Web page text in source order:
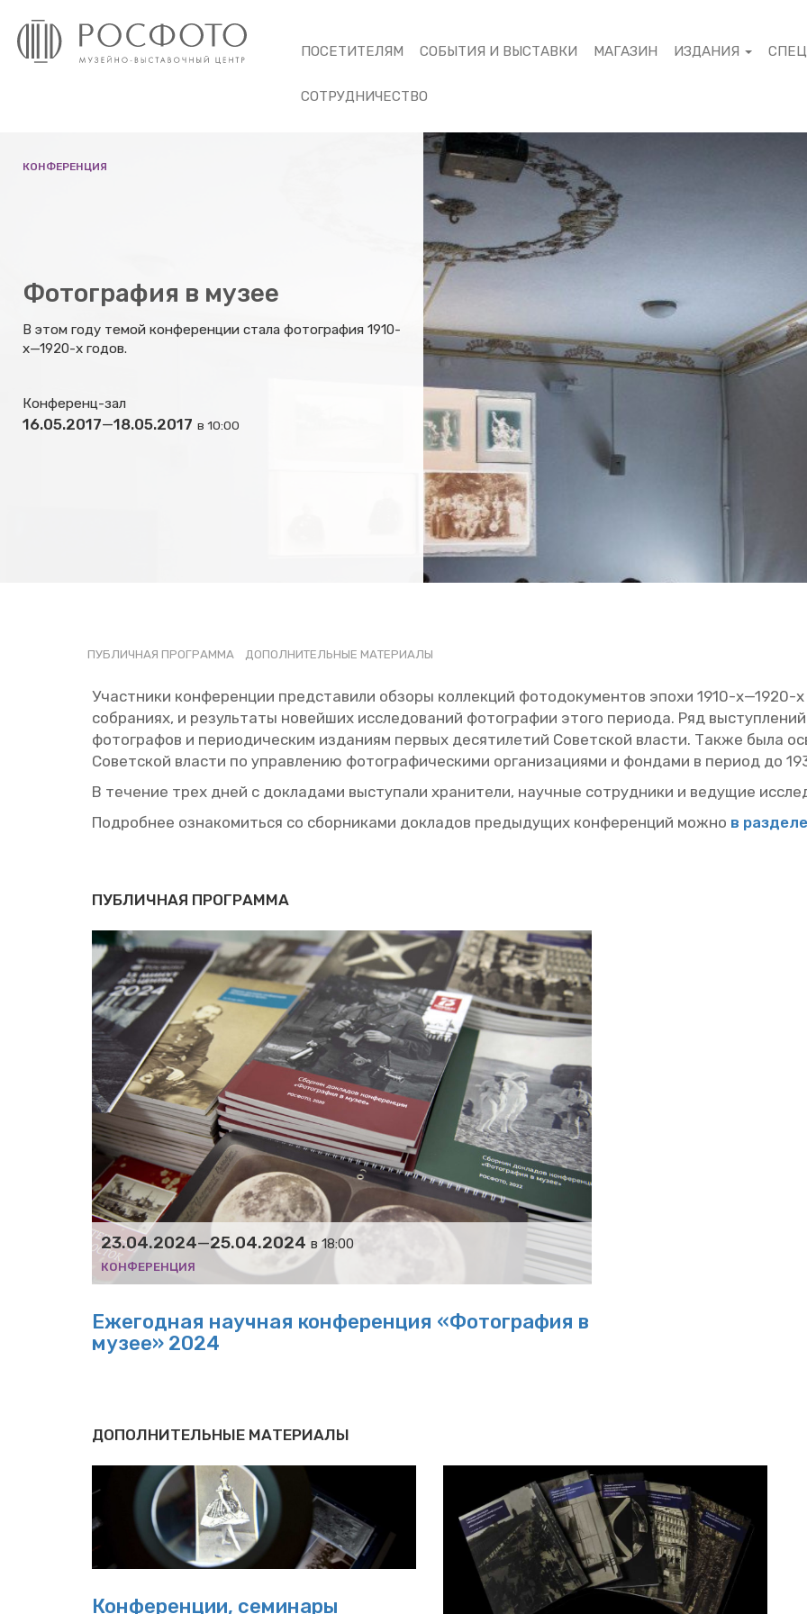
ПОСЕТИТЕЛЯМ СОБЫТИЯ И ВЫСТАВКИ МАГАЗИН ИЗДАНИЯ
СОТРУДНИЧЕСТВО
КОНФЕРЕНЦИЯ
Фотография в музее
В этом году темой конференции стала фотография 1910-
х—1920-х годов.
Конференц-зал
16.05.2017—18.05.2017 в 10:00
ПУБ­ЛИЧ­НАЯ ПРО­ГРАМ­МА ДО­ПОЛ­НИ­ТЕЛЬ­НЫЕ МА­ТЕ­РИ­А­ЛЫ
Участ­ни­ки кон­фе­рен­ции пред­ста­ви­ли об­зо­ры кол­лек­ций фо­то­до­ку­мен­тов эпохи 1910-х—1920-
со­бра­ни­ях, и ре­зуль­та­ты но­вей­ших ис­сле­до­ва­ний фо­то­гра­фии этого пе­ри­о­да. Ряд
фо­то­гра­фов и пе­ри­о­ди­че­ским из­да­ни­ям пер­вых де­ся­ти­ле­тий Со­вет­ской вла­сти. Также была
Со­вет­ской вла­сти по управ­ле­нию фо­то­гра­фи­че­ски­ми ор­га­ни­за­ци­я­ми и фон­да­ми в пе­ри­од до
В те­че­ние трех дней с до­кла­да­ми вы­сту­па­ли хра­ни­те­ли, на­уч­ные со­труд­ни­ки и ве­ду­щие
По­дроб­нее озна­ко­мить­ся со сбор­ни­ка­ми до­кла­дов преды­ду­щих кон­фе­рен­ций можно в
ПУБЛИЧНАЯ ПРОГРАММА
23.04.2024—25.04.2024 в 18:00
КОНФЕРЕНЦИЯ
Ежегодная научная конференция «Фотография в
музее» 2024
ДОПОЛНИТЕЛЬНЫЕ МАТЕРИАЛЫ
Конференции, семинары